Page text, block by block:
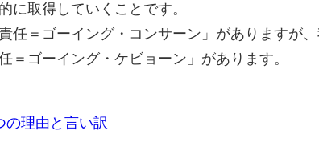
取得していくことです。
＝ゴーイング・コンサーン」がありますが、
ゴーイング・ケビョーン」があります。
の理由と言い訳